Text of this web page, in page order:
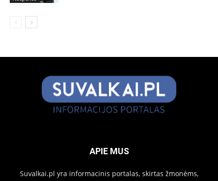
APIE MUS
Suvalkai.pl yra informacinis portalas, skirtas žmonėms,